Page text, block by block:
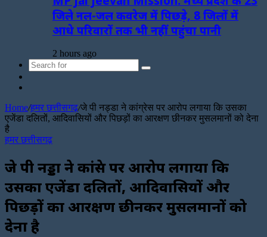
जिले नल-जल कवरेज में पिछड़े, 8 जिलों में
आधे परिवारों तक भी नहीं पहुंचा पानी
2 hours ago
Search
Home/हमर छत्तीसगढ़/जे पी नड्डा ने कांग्रेस पर आरोप लगाया कि उसका
एजेंडा दलितों, आदिवासियों और पिछड़ों का आरक्षण छीनकर मुसलमानों को देना
है
हमर छत्तीसगढ़
जे पी नड्डा ने कांग्रेस पर आरोप लगाया कि
उसका एजेंडा दलितों, आदिवासियों और
पिछड़ों का आरक्षण छीनकर मुसलमानों को
देना है